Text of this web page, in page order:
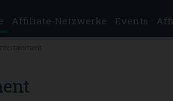
Affiliate-Netzwerke Events